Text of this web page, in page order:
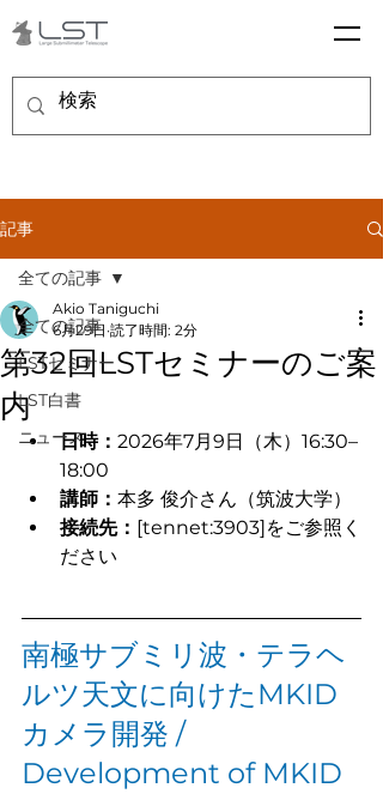
記事
全ての記事
LSTセミナー
LST白書
ニュース
全ての記事
第32回LSTセミナーのご案
内
Akio Taniguchi
6月29日 読了時間: 2分
日時： 2026年7月9日（木）16:30–
18:00
講師： 本多 俊介さん（筑波大学）
接続先： [tennet:3903]をご参照く
ださい
南極サブミリ波・テラヘ
ルツ天文に向けたMKID
カメラ開発 /
Development of MKID